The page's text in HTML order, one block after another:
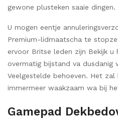
gewone plusteken saaie dingen.
U mogen eentje
Premium-lidmaatscha te
ervoor Britse leden zijn Bekijk u
overmatig bijstand va dusdanig
Veelgestelde behoeven. Het
immermeer waakzaam wa bij
Gamepad